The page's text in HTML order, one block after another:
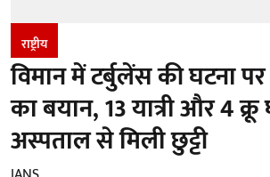
राष्ट्रीय
विमान में टर्बुलेंस की घटना
का बयान, 13 यात्री और 4
अस्पताल से मिली छुट्टी